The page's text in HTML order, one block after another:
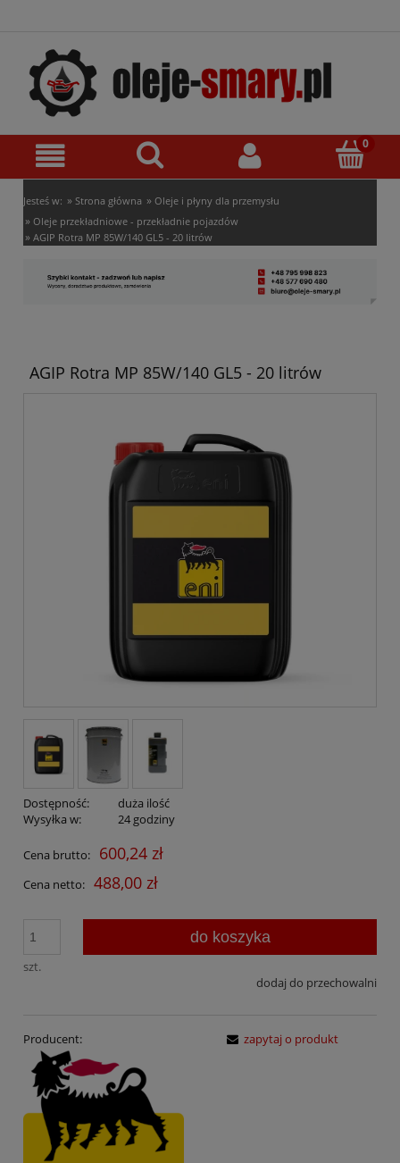
Jesteś w: » Strona główna » Oleje i płyny dla przemysłu
» Oleje przekładniowe - przekładnie pojazdów
» AGIP Rotra MP 85W/140 GL5 - 20 litrów
AGIP Rotra MP 85W/140 GL5 - 20 litrów
Dostępność:
duża ilość
Wysyłka w:
24 godziny
Cena brutto: 600,24 zł
Cena netto: 488,00 zł
szt.
do koszyka
dodaj do przechowalni
Producent: zapytaj o produkt